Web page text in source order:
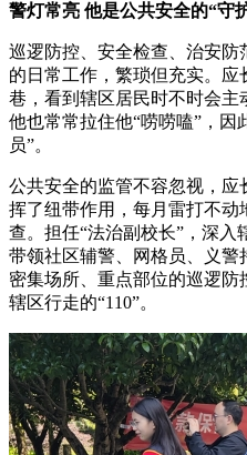
警灯常亮 他是公共安全的“守
巡逻防控、安全检查、治安
的日常工作，繁琐但充实。
巷，看到辖区居民时不时会主
他也常常拉住他“唠唠嗑”，因
员”。
公共安全的监管不容忽视，
挥了纽带作用，每月雷打不
查。担任“法治副校长”，深入
带领社区辅警、网格员、义
密集场所、重点部位的巡逻防
辖区行走的“110”。